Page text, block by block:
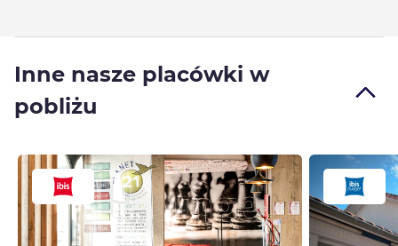
Inne nasze placówki w
pobliżu